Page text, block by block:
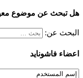
هل تبحث عن موضوع
البحث عن:
اعضاء فاشونايد